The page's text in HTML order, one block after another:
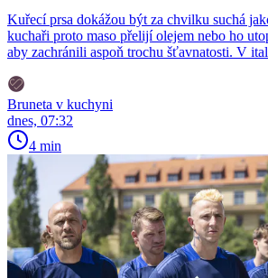
Kuřecí prsa dokážou být za chvilku suchá
kuchaři proto maso přelijí olejem nebo ho
aby zachránili aspoň trochu šťavnatosti. V
Bruneta v kuchyni
dnes, 07:32
4 min